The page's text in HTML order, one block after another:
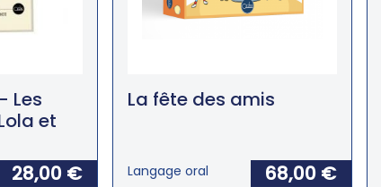
Les
et
28,00 €
La fête des amis
Langage oral 68,00 €